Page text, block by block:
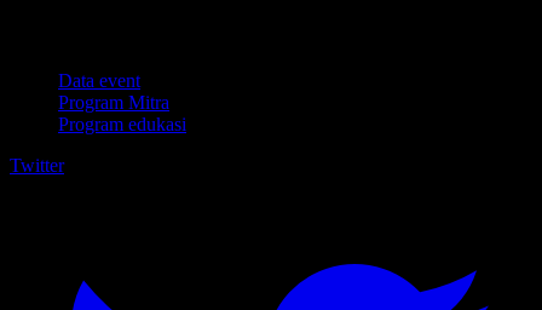
Data event
Program Mitra
Program edukasi
Twitter